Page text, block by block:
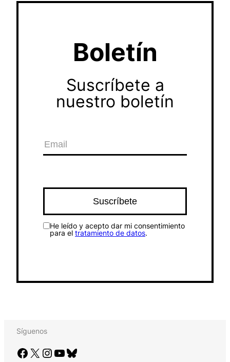
Boletín
Suscríbete a
nuestro boletín
He leído y acepto dar mi consentimiento
para el tratamiento de datos.
Síguenos
Facebook X Instagram YouTube Bluesky